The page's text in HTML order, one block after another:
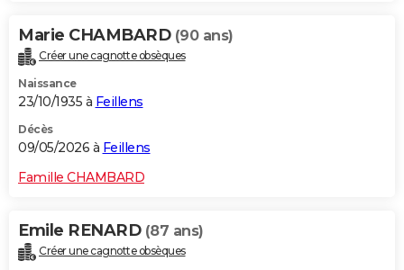
Bricolage
Lifestyle
Culture
Television
Voyage
Marie CHAMBARD (90 ans)
Créer une cagnotte obsèques
Naissance
23/10/1935 à Feillens
Décès
09/05/2026 à Feillens
Famille CHAMBARD
Emile RENARD (87 ans)
Créer une cagnotte obsèques